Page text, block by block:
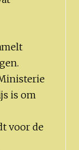
is om
voor de